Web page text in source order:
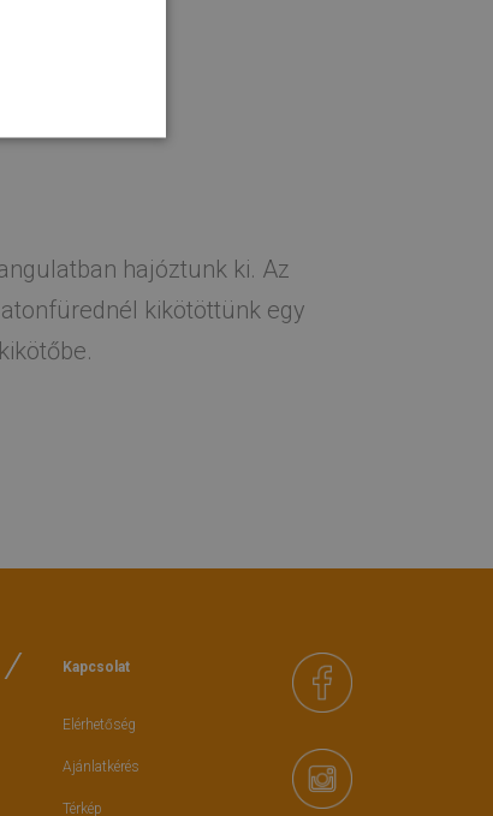
hajóztunk ki. Az
kikötöttünk egy
Kapcsolat
Elérhetőség
Ajánlatkérés
Térkép